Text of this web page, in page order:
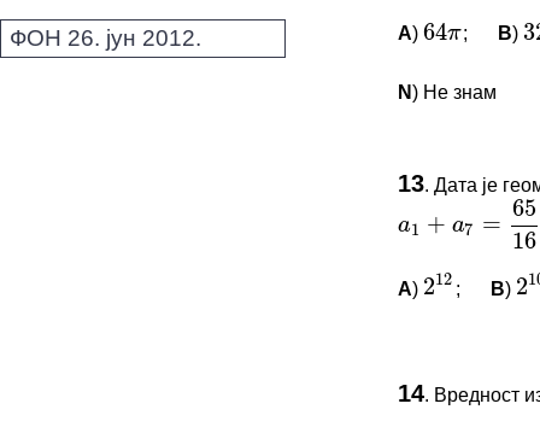
ФОН 26. јун 2012. A)64π ; B)
N) Не знам
Овај
*Морате
13. Дата је
1 + a7 =
16
a1 +a7=6516
A) 212 ; B) 2
ПИТАЊА
Овај
14. Вредност
–
√ −